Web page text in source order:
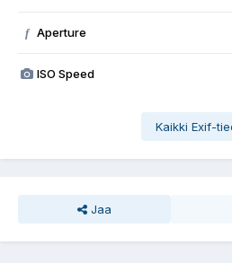
f Aperture
ISO Speed
Kaikki Exif-
Jaa